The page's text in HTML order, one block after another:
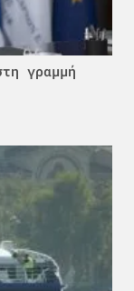
γραμμή